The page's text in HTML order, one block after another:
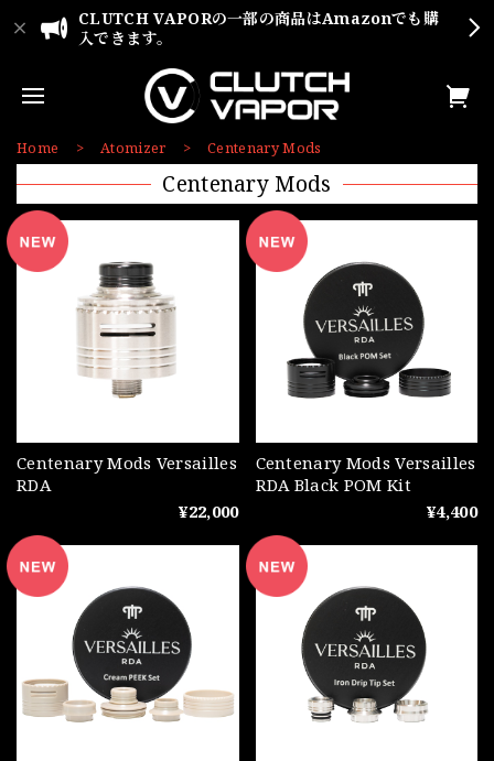
CLUTCH VAPORの一部の商品はAmazonでも購
入できます。
Home Atomizer Centenary Mods
Centenary Mods
Centenary Mods Versailles
RDA
¥22,000
Centenary Mods Versailles
RDA Black POM Kit
¥4,400